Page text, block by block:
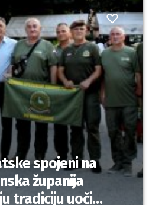
spojeni na
županija
tradiciju uoči